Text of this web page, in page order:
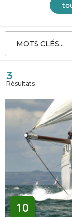
MOTS CLÉS...
3
Résultats
10